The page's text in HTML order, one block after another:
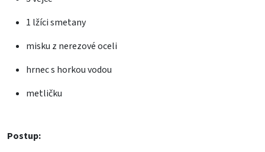
1 lžícismetany
misku z nerezové oceli
hrnec s horkou vodou
metličku
Postup: